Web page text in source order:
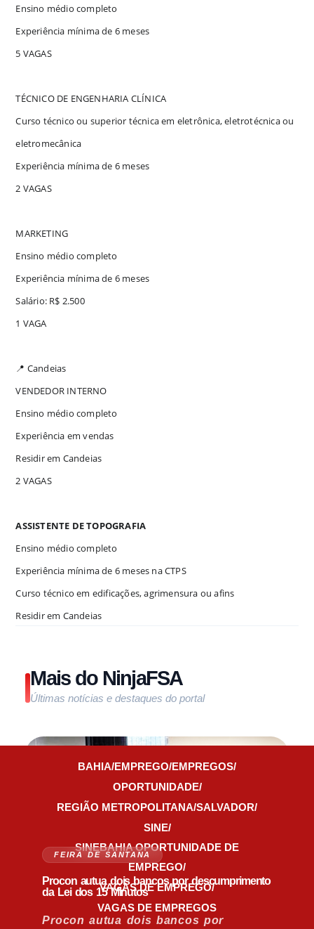
BAHIA/EMPREGO/EMPREGOS/
OPORTUNIDADE/
REGIÃO METROPOLITANA/SALVADOR/
SINE/
SINEBAHIA OPORTUNIDADE DE
EMPREGO/
VAGAS DE EMPREGO/
VAGAS DE EMPREGOS
Ensino médio completo
Experiência mínima de 6 meses
5 VAGAS
TÉCNICO DE ENGENHARIA CLÍNICA
Curso técnico ou superior técnica em eletrônica, eletrotécnica ou
eletromecânica
Experiência mínima de 6 meses
2 VAGAS
MARKETING
Ensino médio completo
Experiência mínima de 6 meses
Salário: R$ 2.500
1 VAGA
📍 Candeias
VENDEDOR INTERNO
Ensino médio completo
Experiência em vendas
Residir em Candeias
2 VAGAS
ASSISTENTE DE TOPOGRAFIA
Ensino médio completo
Experiência mínima de 6 meses na CTPS
Curso técnico em edificações, agrimensura ou afins
Residir em Candeias
Mais do NinjaFSA
Últimas notícias e destaques do portal
FEIRA DE SANTANA
Procon autua dois bancos por descumprimento
da Lei dos 15 Minutos
Procon autua dois bancos por